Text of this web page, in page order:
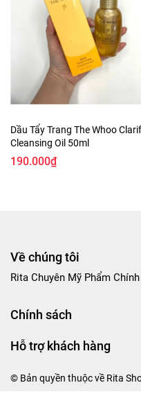
Dầu Tẩy Trang The Whoo
Cleansing Oil 50ml
190.000₫
Về chúng tôi
Rita Chuyên Mỹ Phẩm
Chính sách
Hỗ trợ khách hàng
© Bản quyền thuộc về Rita